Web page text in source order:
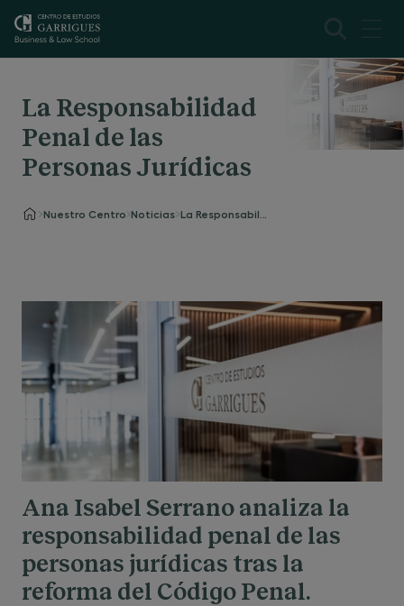
La Responsabilidad
Penal de las
Personas Jurídicas
Nuestro Centro Noticias
Ana Isabel Serrano analiza la
responsabilidad penal de las
personas jurídicas tras la
reforma del Código Penal.